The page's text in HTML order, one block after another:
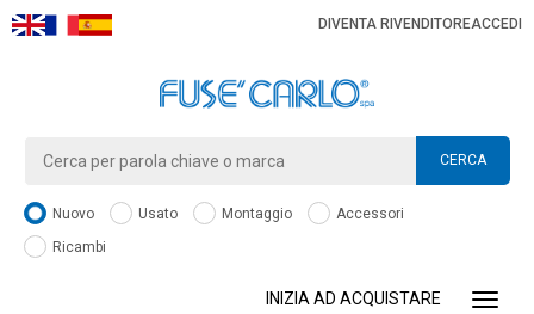
DIVENTA RIVENDITOREACCEDI
CERCA
Nuovo Usato Montaggio
Accessori
Ricambi
INIZIA AD ACQUISTARE